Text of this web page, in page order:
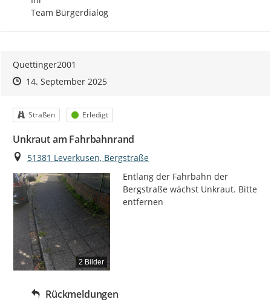
Team Bürgerdialog
Quettinger2001
Zeitpunkt des Erstellens
Zeitpunkt des Erstellens
14. September 2025Zur Äußerung
Kategorie
Straßen Status
Erledigt
Unkraut am Fahrbahnrand
Ort
51381 Leverkusen, Bergstraße
2 Bilder
Entlang der Fahrbahn der
Bergstraße wächst Unkraut. Bitte
entfernen
Rückmeldungen